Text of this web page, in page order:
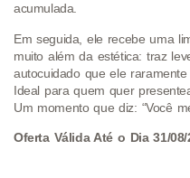
acumulada.
Em seguida, ele recebe uma
muito além da estética: traz
autocuidado que ele raramente
Ideal para quem quer
Um momento que diz: “Você
Oferta Válida Até o Dia 31/08/